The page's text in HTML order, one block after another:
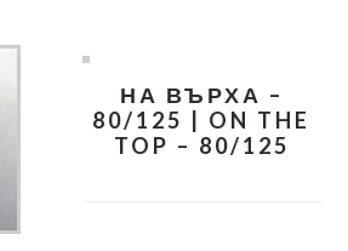
НА ВЪРХА –
80/125 | ON THE
TOP – 80/125